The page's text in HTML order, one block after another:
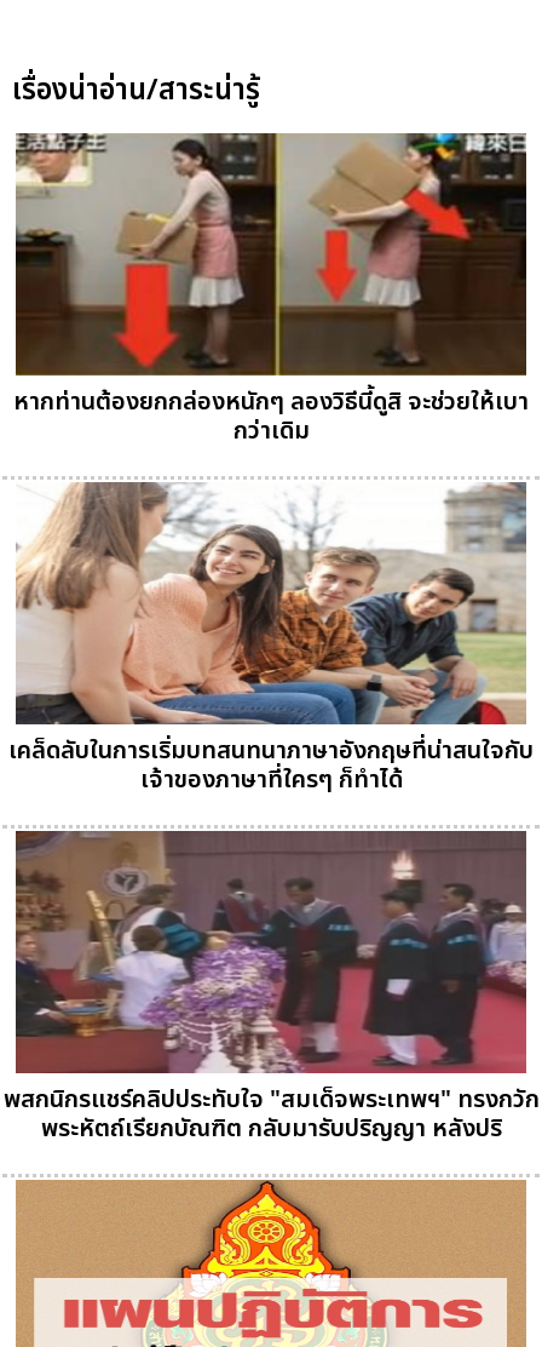
เรื่องน่าอ่าน/สาระน่ารู้
หากท่านต้องยกกล่องหนักๆ ลองวิธีนี้ดูสิ จะช่วยให้เบา
กว่าเดิม
เคล็ดลับในการเริ่มบทสนทนาภาษาอังกฤษที่น่าสนใจกับ
เจ้าของภาษาที่ใครๆ ก็ทำได้
พสกนิกรแชร์คลิปประทับใจ "สมเด็จพระเทพฯ" ทรงกวัก
พระหัตถ์เรียกบัณฑิต กลับมารับปริญญา หลังปริ